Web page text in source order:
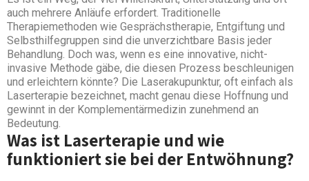
auch mehrere Anläufe erfordert. Traditionelle
Therapiemethoden wie Gesprächstherapie, Entgiftung und
Selbsthilfegruppen sind die unverzichtbare Basis jeder
Behandlung. Doch was, wenn es eine innovative, nicht-
invasive Methode gäbe, die diesen Prozess beschleunigen
und erleichtern könnte? Die Laserakupunktur, oft einfach als
Laserterapie bezeichnet, macht genau diese Hoffnung und
gewinnt in der Komplementärmedizin zunehmend an
Bedeutung.
Was ist Laserterapie und wie
funktioniert sie bei der Entwöhnung?